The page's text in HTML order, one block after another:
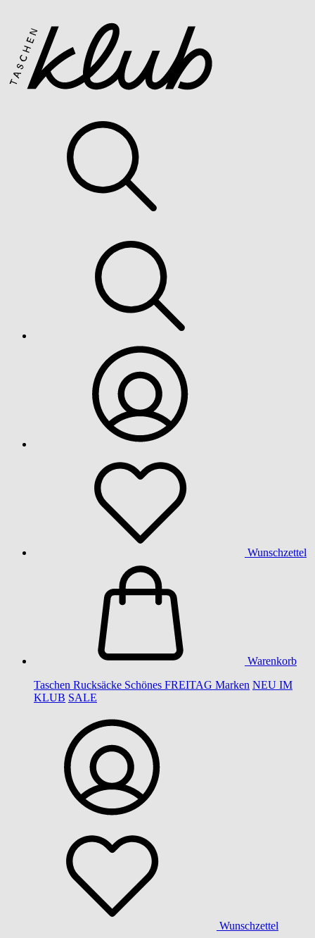
Wunschzettel
Warenkorb
Taschen Rucksäcke Schönes FREITAG Marken NEU IM
KLUB SALE
Wunschzettel